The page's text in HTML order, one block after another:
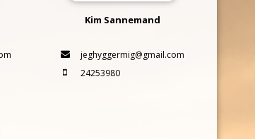
Kim Sannemand
jeghyggermig@gmail.com
24253980